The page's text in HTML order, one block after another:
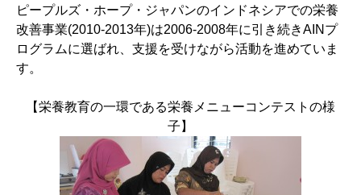
ピープルズ・ホープ・ジャパンのインドネシアでの栄養
改善事業(2010-2013年)は2006-2008年に引き続きAINプ
ログラムに選ばれ、支援を受けながら活動を進めていま
す。
【栄養教育の一環である栄養メニューコンテストの様
子】